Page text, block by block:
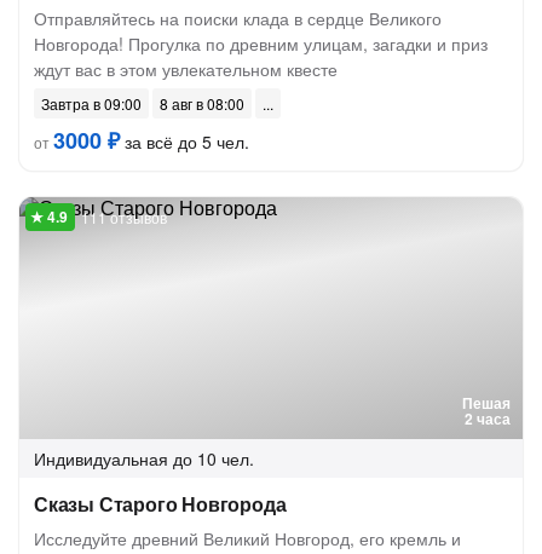
Отправляйтесь на поиски клада в сердце Великого
Новгорода! Прогулка по древним улицам, загадки и приз
ждут вас в этом увлекательном квесте
Завтра в 09:00
8 авг в 08:00
от3000 ₽за всё до 5 чел.
Пешая
2 часа
111 отзывов
Индивидуальная до 10 чел.
Сказы Старого Новгорода
Исследуйте древний Великий Новгород, его кремль и